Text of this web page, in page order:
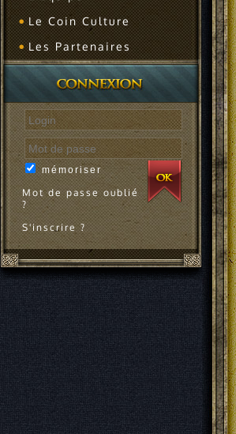
Le Coin Culture
Les Partenaires
mémoriser
Mot de passe oublié
?
S'inscrire ?